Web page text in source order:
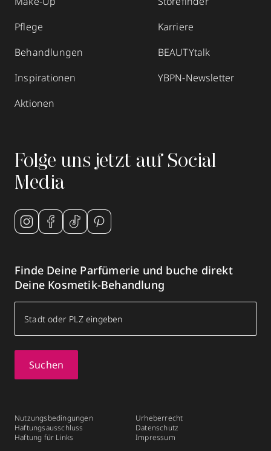
Pflege
Behandlungen
Inspirationen
Aktionen
Karriere
BEAUTYtalk
YBPN-Newsletter
Folge uns jetzt auf Social
Media
Finde Deine Parfümerie und buche direkt
Deine Kosmetik-Behandlung
Suchen
Nutzungsbedingungen
Haftungsausschluss
Haftung für Links
Urheberrecht
Datenschutz
Impressum